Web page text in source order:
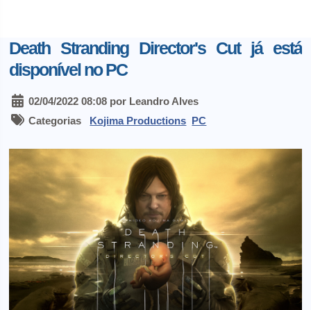
Death Stranding Director's Cut já está
disponível no PC
02/04/2022 08:08 por Leandro Alves
Categorias Kojima Productions PC